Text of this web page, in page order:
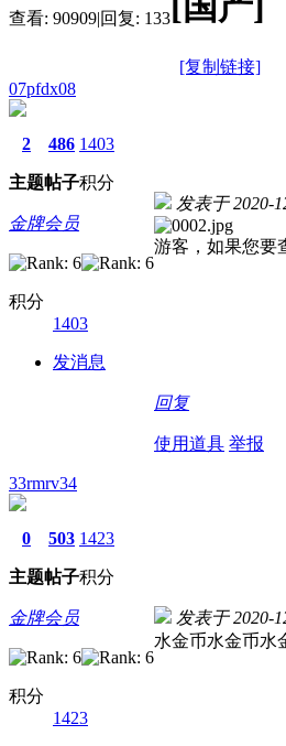
查看: 90909|回复: 133
[复制链接]
07pfdx08
2
主题
486
帖子
1403
积分
金牌会员
积分
1403
发消息
发表于 2020-
游客，如果您要
回复
使用道具 举报
33rmrv34
0
主题
503
帖子
1423
积分
金牌会员
积分
1423
发表于 2020-
水金币水金币水